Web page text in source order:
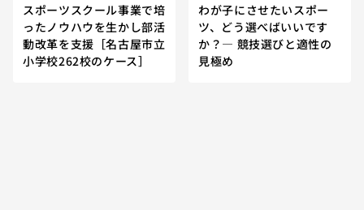
スポーツスクール事業で培
ったノウハウを生かし部活
動改革を支援［名古屋市立
小学校262校のケース］
わが子にさせたいスポー
ツ、どう選べばいいです
か？— 競技選びと適性の
見極め